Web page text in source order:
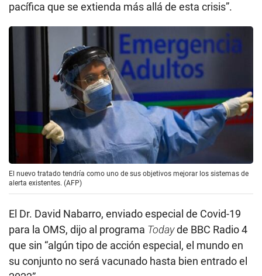
pacífica que se extienda más allá de esta crisis”.
El nuevo tratado tendría como uno de sus objetivos mejorar los sistemas de
alerta existentes. (AFP)
El Dr. David Nabarro, enviado especial de Covid-19
para la OMS, dijo al programa Todayde BBC Radio 4
que sin “algún tipo de acción especial, el mundo en
su conjunto no será vacunado hasta bien entrado el